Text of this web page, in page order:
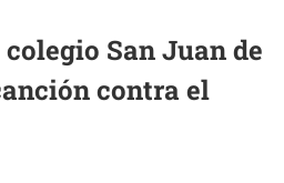
San Juan de
contra el